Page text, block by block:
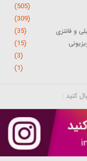
(505)
(309)
و فانتزی (35)
(15)
(3)
(1)
کنید :